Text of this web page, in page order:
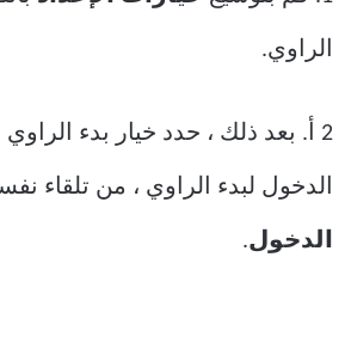
الراوي.
2 أ. بعد ذلك ، حدد خيار بدء
الدخول لبدء الراوي ، من تلقاء
الدخول.